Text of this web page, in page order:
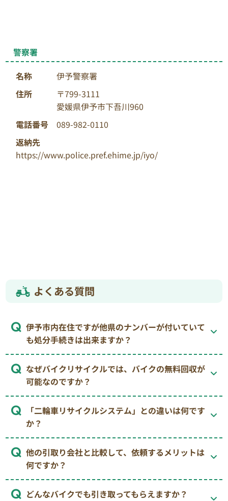
警察署
名称
伊予警察署
住所
〒799-3111
愛媛県伊予市下吾川960
電話番号
089-982-0110
返納先
https://www.police.pref.ehime.jp/iyo/
よくある質問
伊予市内在住ですが他県のナンバーが付いていて
も処分手続きは出来ますか？
なぜバイクリサイクルでは、バイクの無料回収が
可能なのですか？
「二輪車リサイクルシステム」との違いは何です
か？
他の引取り会社と比較して、依頼するメリットは
何ですか？
どんなバイクでも引き取ってもらえますか？